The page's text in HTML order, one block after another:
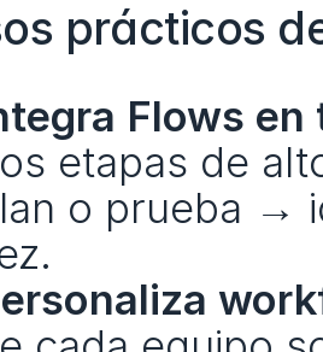
prácticos
Flows
etapas de
o prueba →